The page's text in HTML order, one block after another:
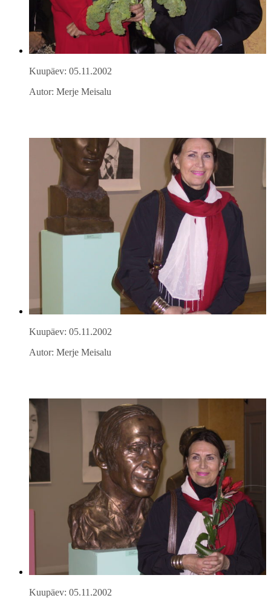
Kuupäev: 05.11.2002
Autor: Merje Meisalu
Kuupäev: 05.11.2002
Autor: Merje Meisalu
Kuupäev: 05.11.2002